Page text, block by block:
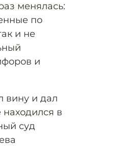
менялась:
по
и не
и
вину и дал
в
суд